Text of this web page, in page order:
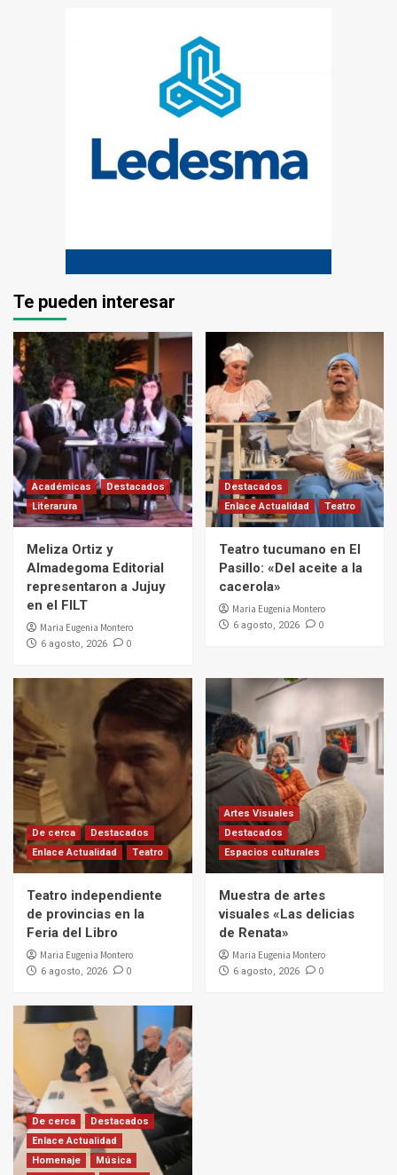
Te pueden interesar
Académicas
Destacados
Literarura
Meliza Ortiz y
Almadegoma Editorial
representaron a Jujuy
en el FILT
Maria Eugenia Montero
6 agosto, 2026 0
Destacados
Enlace Actualidad
Teatro
Teatro tucumano en El
Pasillo: «Del aceite a la
cacerola»
Maria Eugenia Montero
6 agosto, 2026 0
De cerca
Destacados
Enlace Actualidad
Teatro
Teatro independiente
de provincias en la
Feria del Libro
Maria Eugenia Montero
6 agosto, 2026 0
Artes Visuales
Destacados
Espacios culturales
Muestra de artes
visuales «Las delicias
de Renata»
Maria Eugenia Montero
6 agosto, 2026 0
De cerca
Destacados
Enlace Actualidad
Homenaje
Música